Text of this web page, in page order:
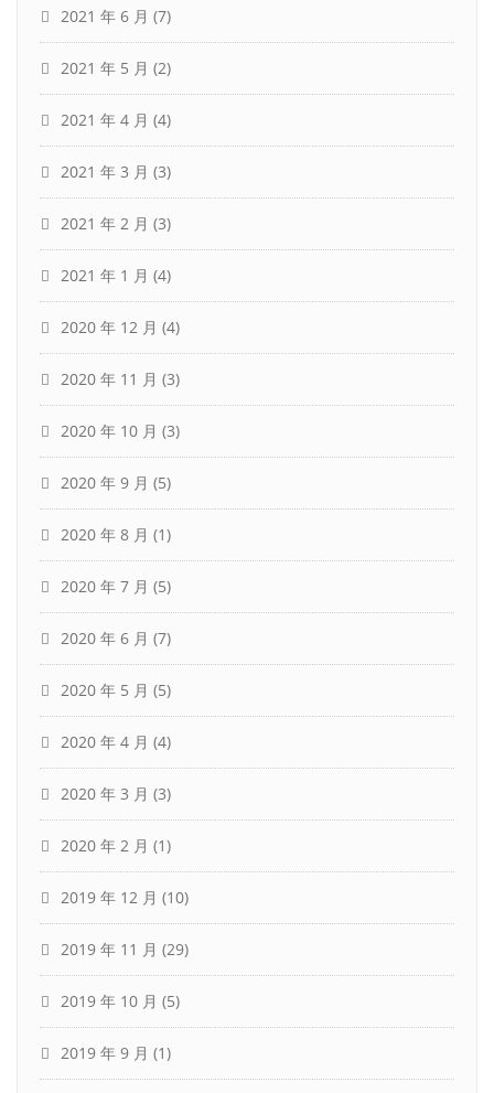
2021 年 6 月 (7)
2021 年 5 月 (2)
2021 年 4 月 (4)
2021 年 3 月 (3)
2021 年 2 月 (3)
2021 年 1 月 (4)
2020 年 12 月 (4)
2020 年 11 月 (3)
2020 年 10 月 (3)
2020 年 9 月 (5)
2020 年 8 月 (1)
2020 年 7 月 (5)
2020 年 6 月 (7)
2020 年 5 月 (5)
2020 年 4 月 (4)
2020 年 3 月 (3)
2020 年 2 月 (1)
2019 年 12 月 (10)
2019 年 11 月 (29)
2019 年 10 月 (5)
2019 年 9 月 (1)